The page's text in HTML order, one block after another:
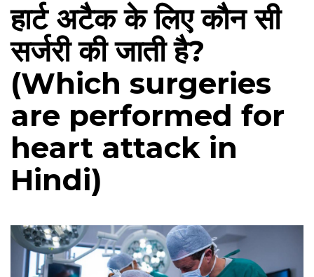
हार्ट अटैक के लिए कौन सी
सर्जरी की जाती है?
(Which surgeries
are performed for
heart attack in
Hindi)